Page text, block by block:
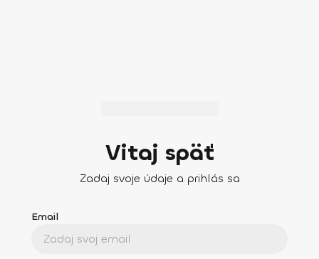
Vitaj späť
Zadaj svoje údaje a prihlás sa
Email